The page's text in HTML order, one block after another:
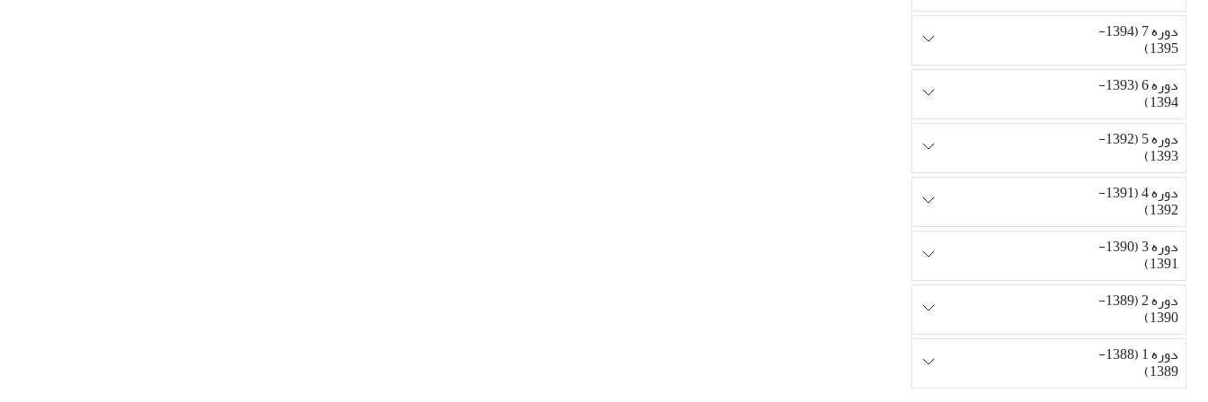
دوره 7 (1394-
1395)
دوره 6 (1393-
1394)
دوره 5 (1392-
1393)
دوره 4 (1391-
1392)
دوره 3 (1390-
1391)
دوره 2 (1389-
1390)
دوره 1 (1388-
1389)